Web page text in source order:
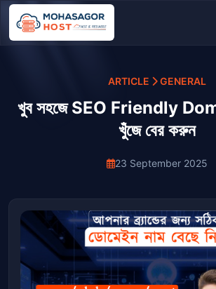
Hosting
Contact
Dashboard Login
ARTICLE GENERAL
খুব সহজে SEO Friendly
খুঁজে বের করুন
23 September 2025